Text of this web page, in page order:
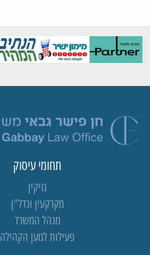
תחומי עיסוק
נזיקין
מקרקעין ונדל"ן
מנהל המשרד
פעילות למען הקהילה